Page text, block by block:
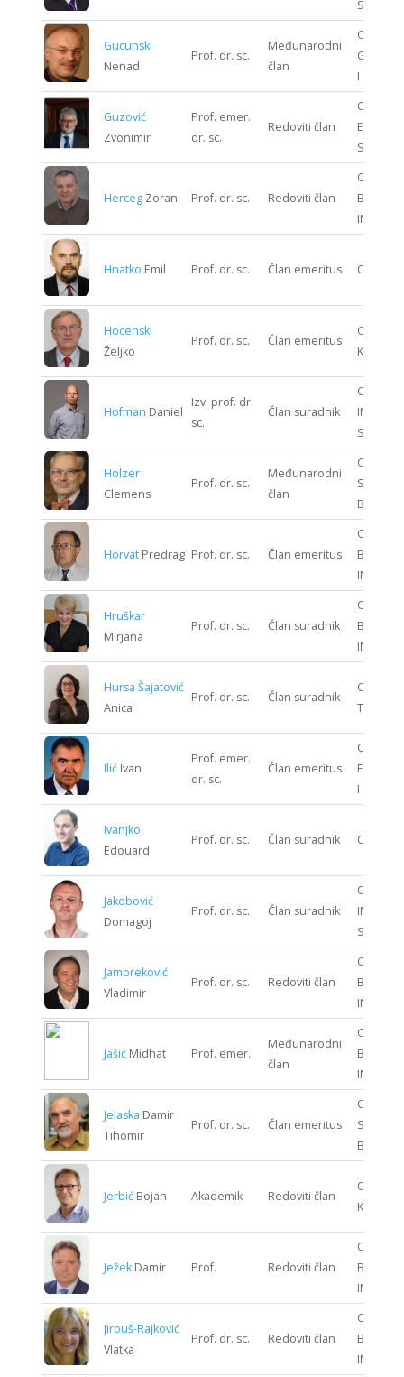
Gucunski
Nenad
Prof. dr. sc.
Međunarodni
član
ODJEL
I
Guzović
Zvonimir
Prof. emer.
dr. sc.
Redoviti član
ODJEL
Herceg Zoran Prof. dr. sc. Redoviti član
ODJEL
Hnatko Emil Prof. dr. sc. Član emeritus ODJEL
Hocenski
Željko
Prof. dr. sc. Član emeritus
ODJEL
Hofman Daniel
Izv. prof. dr.
sc.
Član suradnik
ODJEL
Holzer
Clemens
Prof. dr. sc.
Međunarodni
član
ODJEL
Horvat Predrag Prof. dr. sc. Član emeritus
ODJEL
Hruškar
Mirjana
Prof. dr. sc. Član suradnik
ODJEL
Hursa Šajatović
Anica
Prof. dr. sc. Član suradnik
ODJEL
Ilić Ivan
Prof. emer.
dr. sc.
Član emeritus
ODJEL
I
Ivanjko
Edouard
Prof. dr. sc. Član suradnik ODJEL
Jakobović
Domagoj
Prof. dr. sc. Član suradnik
ODJEL
Jambreković
Vladimir
Prof. dr. sc. Redoviti član
ODJEL
Jašić Midhat Prof. emer.
Međunarodni
član
ODJEL
Jelaska Damir
Tihomir
Prof. dr. sc. Član emeritus
ODJEL
Jerbić Bojan Akademik Redoviti član
ODJEL
Ježek Damir Prof. Redoviti član
ODJEL
Jirouš-Rajković
Vlatka
Prof. dr. sc. Redoviti član
ODJEL